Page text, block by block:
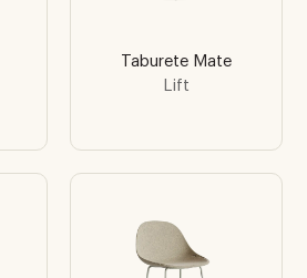
Taburete Mate
Lift